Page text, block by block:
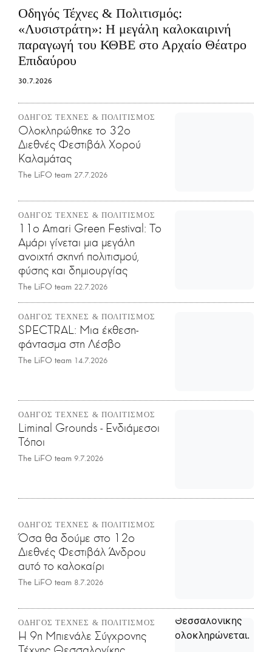
Οδηγός Τέχνες & Πολιτισμός:
«Λυσιστράτη»: Η μεγάλη καλοκαιρινή
παραγωγή του ΚΘΒΕ στο Αρχαίο Θέατρο
Επιδαύρου
30.7.2026
ΟΔΗΓΟΣ ΤΕΧΝΕΣ & ΠΟΛΙΤΙΣΜΟΣ
Ολοκληρώθηκε το 32ο
Διεθνές Φεστιβάλ Χορού
Καλαμάτας
The LiFO team 27.7.2026
ΟΔΗΓΟΣ ΤΕΧΝΕΣ & ΠΟΛΙΤΙΣΜΟΣ
11o Amari Green Festival: Το
Αμάρι γίνεται μια μεγάλη
ανοιχτή σκηνή πολιτισμού,
φύσης και δημιουργίας
The LiFO team 22.7.2026
ΟΔΗΓΟΣ ΤΕΧΝΕΣ & ΠΟΛΙΤΙΣΜΟΣ
SPECTRAL: Μια έκθεση-
φάντασμα στη Λέσβο
The LiFO team 14.7.2026
ΟΔΗΓΟΣ ΤΕΧΝΕΣ & ΠΟΛΙΤΙΣΜΟΣ
Liminal Grounds - Ενδιάμεσοι
Τόποι
The LiFO team 9.7.2026
ΟΔΗΓΟΣ ΤΕΧΝΕΣ & ΠΟΛΙΤΙΣΜΟΣ
Όσα θα δούμε στο 12ο
Διεθνές Φεστιβάλ Άνδρου
αυτό το καλοκαίρι
The LiFO team 8.7.2026
ΟΔΗΓΟΣ ΤΕΧΝΕΣ & ΠΟΛΙΤΙΣΜΟΣ
Η 9η Μπιενάλε Σύγχρονης